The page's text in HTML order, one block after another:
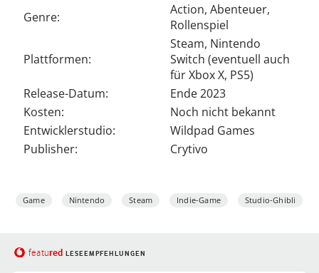
Genre:
Action, Abenteuer,
Rollenspiel
Plattformen:
Steam, Nintendo
Switch (eventuell auch
für Xbox X, PS5)
Release-Datum:
Ende 2023
Kosten:
Noch nicht bekannt
Entwicklerstudio:
Wildpad Games
Publisher:
Crytivo
Game Nintendo Steam Indie-Game Studio-Ghibli
featured LESEEMPFEHLUNGEN